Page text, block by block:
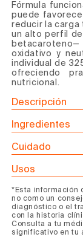
de
Pollo
con
Albahaca
y
Coco
de
Pollo
con
y
Coco
Fórmula
puede
reducir la carga
un alto perfil
betacaroteno—
oxidativo y
individual de
ofreciendo
nutricional.
Descripción
Ingredientes
Cuidado
Usos
*Esta información
no como un
diagnóstico o el
con la historia
Consulta a tu
significativo en tu